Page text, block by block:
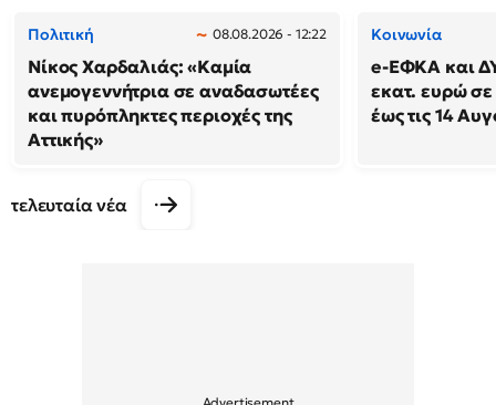
Πολιτική 08.08.2026 - 12:22
Νίκος Χαρδαλιάς: «Καμία
ανεμογεννήτρια σε αναδασωτέες
και πυρόπληκτες περιοχές της
Αττικής»
Κοινωνία
e-ΕΦΚΑ και
εκατ. ευρώ σε
έως τις 14
τελευταία νέα